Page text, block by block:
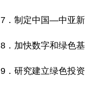
7．制定中国—中亚新
8．加快数字和绿色
9．研究建立绿色投